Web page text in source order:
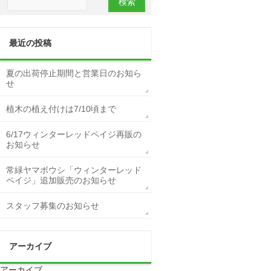
最近の投稿
夏の出荷停止期間と営業日のお知ら
せ
植木の植え付けは7/10頃まで
6/17ウィンターレッドペイジ再販の
お知らせ
常緑ヤマボウシ「ウィンターレッド
ペイジ」追加販売のお知らせ
スタッフ募集のお知らせ
アーカイブ